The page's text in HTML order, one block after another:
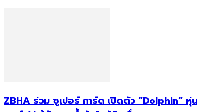
ZBHA ร่วม ซูเปอร์ การ์ด เปิดตัว “Dolphin” หุ่น